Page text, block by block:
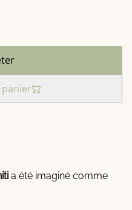
a été imaginé comme